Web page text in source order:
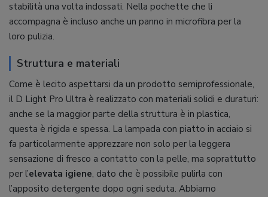
stabilità una volta indossati. Nella pochette che li
accompagna è incluso anche un panno in microfibra per la
loro pulizia.
Struttura e materiali
Come è lecito aspettarsi da un prodotto semiprofessionale,
il D Light Pro Ultra è realizzato con materiali solidi e duraturi:
anche se la maggior parte della struttura è in plastica,
questa è rigida e spessa. La lampada con piatto in acciaio si
fa particolarmente apprezzare non solo per la leggera
sensazione di fresco a contatto con la pelle, ma soprattutto
per l’elevata igiene, dato che è possibile pulirla con
l’apposito detergente dopo ogni seduta. Abbiamo